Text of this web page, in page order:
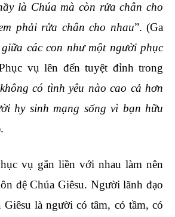
là Chúa mà còn rửa chân cho
phải rửa chân cho nhau”. (Ga
các con như một người phục
vụ lên đến tuyệt đỉnh trong
không có tình yêu nào cao cả hơn
hy sinh mạng sống vì bạn hữu
vụ gắn liền với nhau làm nên
đệ Chúa Giêsu. Người lãnh đạo
Giêsu là người có tâm, có tầm, có